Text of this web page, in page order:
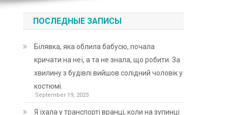
ПОСЛЕДНЫЕ ЗАПИСЫ
Білявка, яка облила бабусю, почала
кричати на неї, а та не знала, що робити. За
хвилину з будівлі вийшов солідний чоловік у
костюмі.
September 19, 2023
Я їхала у транспорті вранці, коли на зупинці